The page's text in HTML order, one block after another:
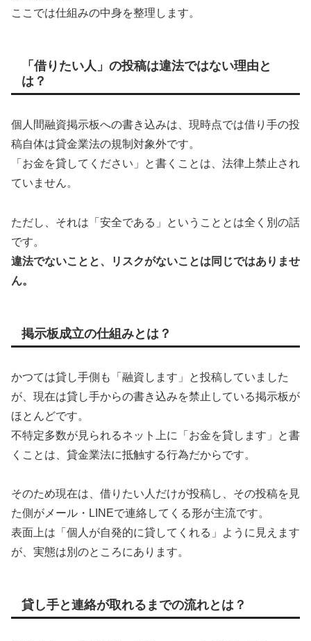
ここでは仕組みの中身を整理します。
「借りたい人」の投稿は違法ではない理由と
は？
個人間融資掲示板への書き込みは、現時点では借り手の投
稿自体は貸金業法の規制対象外です。
「お金を貸してください」と書くことは、法律上禁止され
ていません。
ただし、それは「安全である」ということとは全く別の話
です。
違法でないことと、リスクがないことは同じではありませ
ん。
掲示板成立の仕組みとは？
かつては貸し手側も「融資します」と投稿していました
が、現在は貸し手からの書き込みを禁止している掲示板が
ほとんどです。
不特定多数が見られるネット上に「お金を貸します」と書
くことは、貸金業法に抵触する行為だからです。
そのため現在は、借りたい人だけが投稿し、その投稿を見
た側がメール・LINEで連絡してくる形が主流です。
表面上は「個人が自発的に貸してくれる」ように見えます
が、実態は別のところにあります。
貸し手と連絡が取れるまでの流れとは？